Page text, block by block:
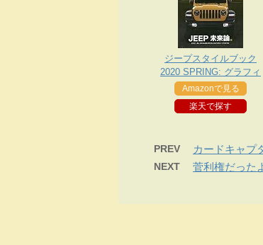
ジープスタイルブック
2020 SPRING: グラフィ
スムック
Amazonで見る
楽天で探す
PREV カードキャプ
NEXT 菅利権だった